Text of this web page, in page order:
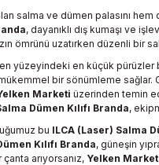
salma ve dümen palasını
, dayanıklı dış kumaşı ve
ömrünü uzatırken düzenli bir
yüzeyindeki en küçük pürüzler
bir sönümleme sağlar.
Marketi üzerinden temin
Dümen Kılıfı Branda,
bu ILCA (Laser) Salma
Kılıfı Branda, güneşin
arıyorsanız, Yelken